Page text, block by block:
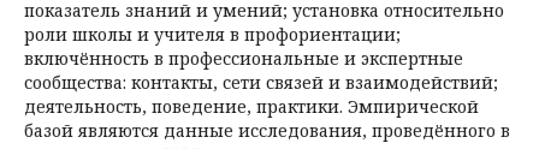
показатель знаний и умений; установка относительно
роли школы и учителя в профориентации;
включённость в профессиональные и экспертные
сообщества: контакты, сети связей и взаимодействий;
деятельность, поведение, практики. Эмпирической
базой являются данные исследования, проведённого в